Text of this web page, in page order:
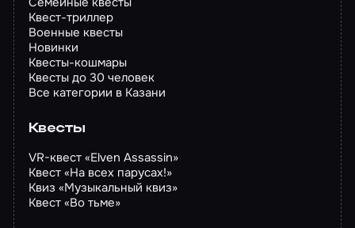
Квест-триллер
Военные квесты
Новинки
Квесты-кошмары
Квесты до 30 человек
Все категории в Казани
Квесты
VR-квест «Elven Assassin»
Квест «На всех парусах!»
Квиз «Музыкальный квиз»
Квест «Во тьме»